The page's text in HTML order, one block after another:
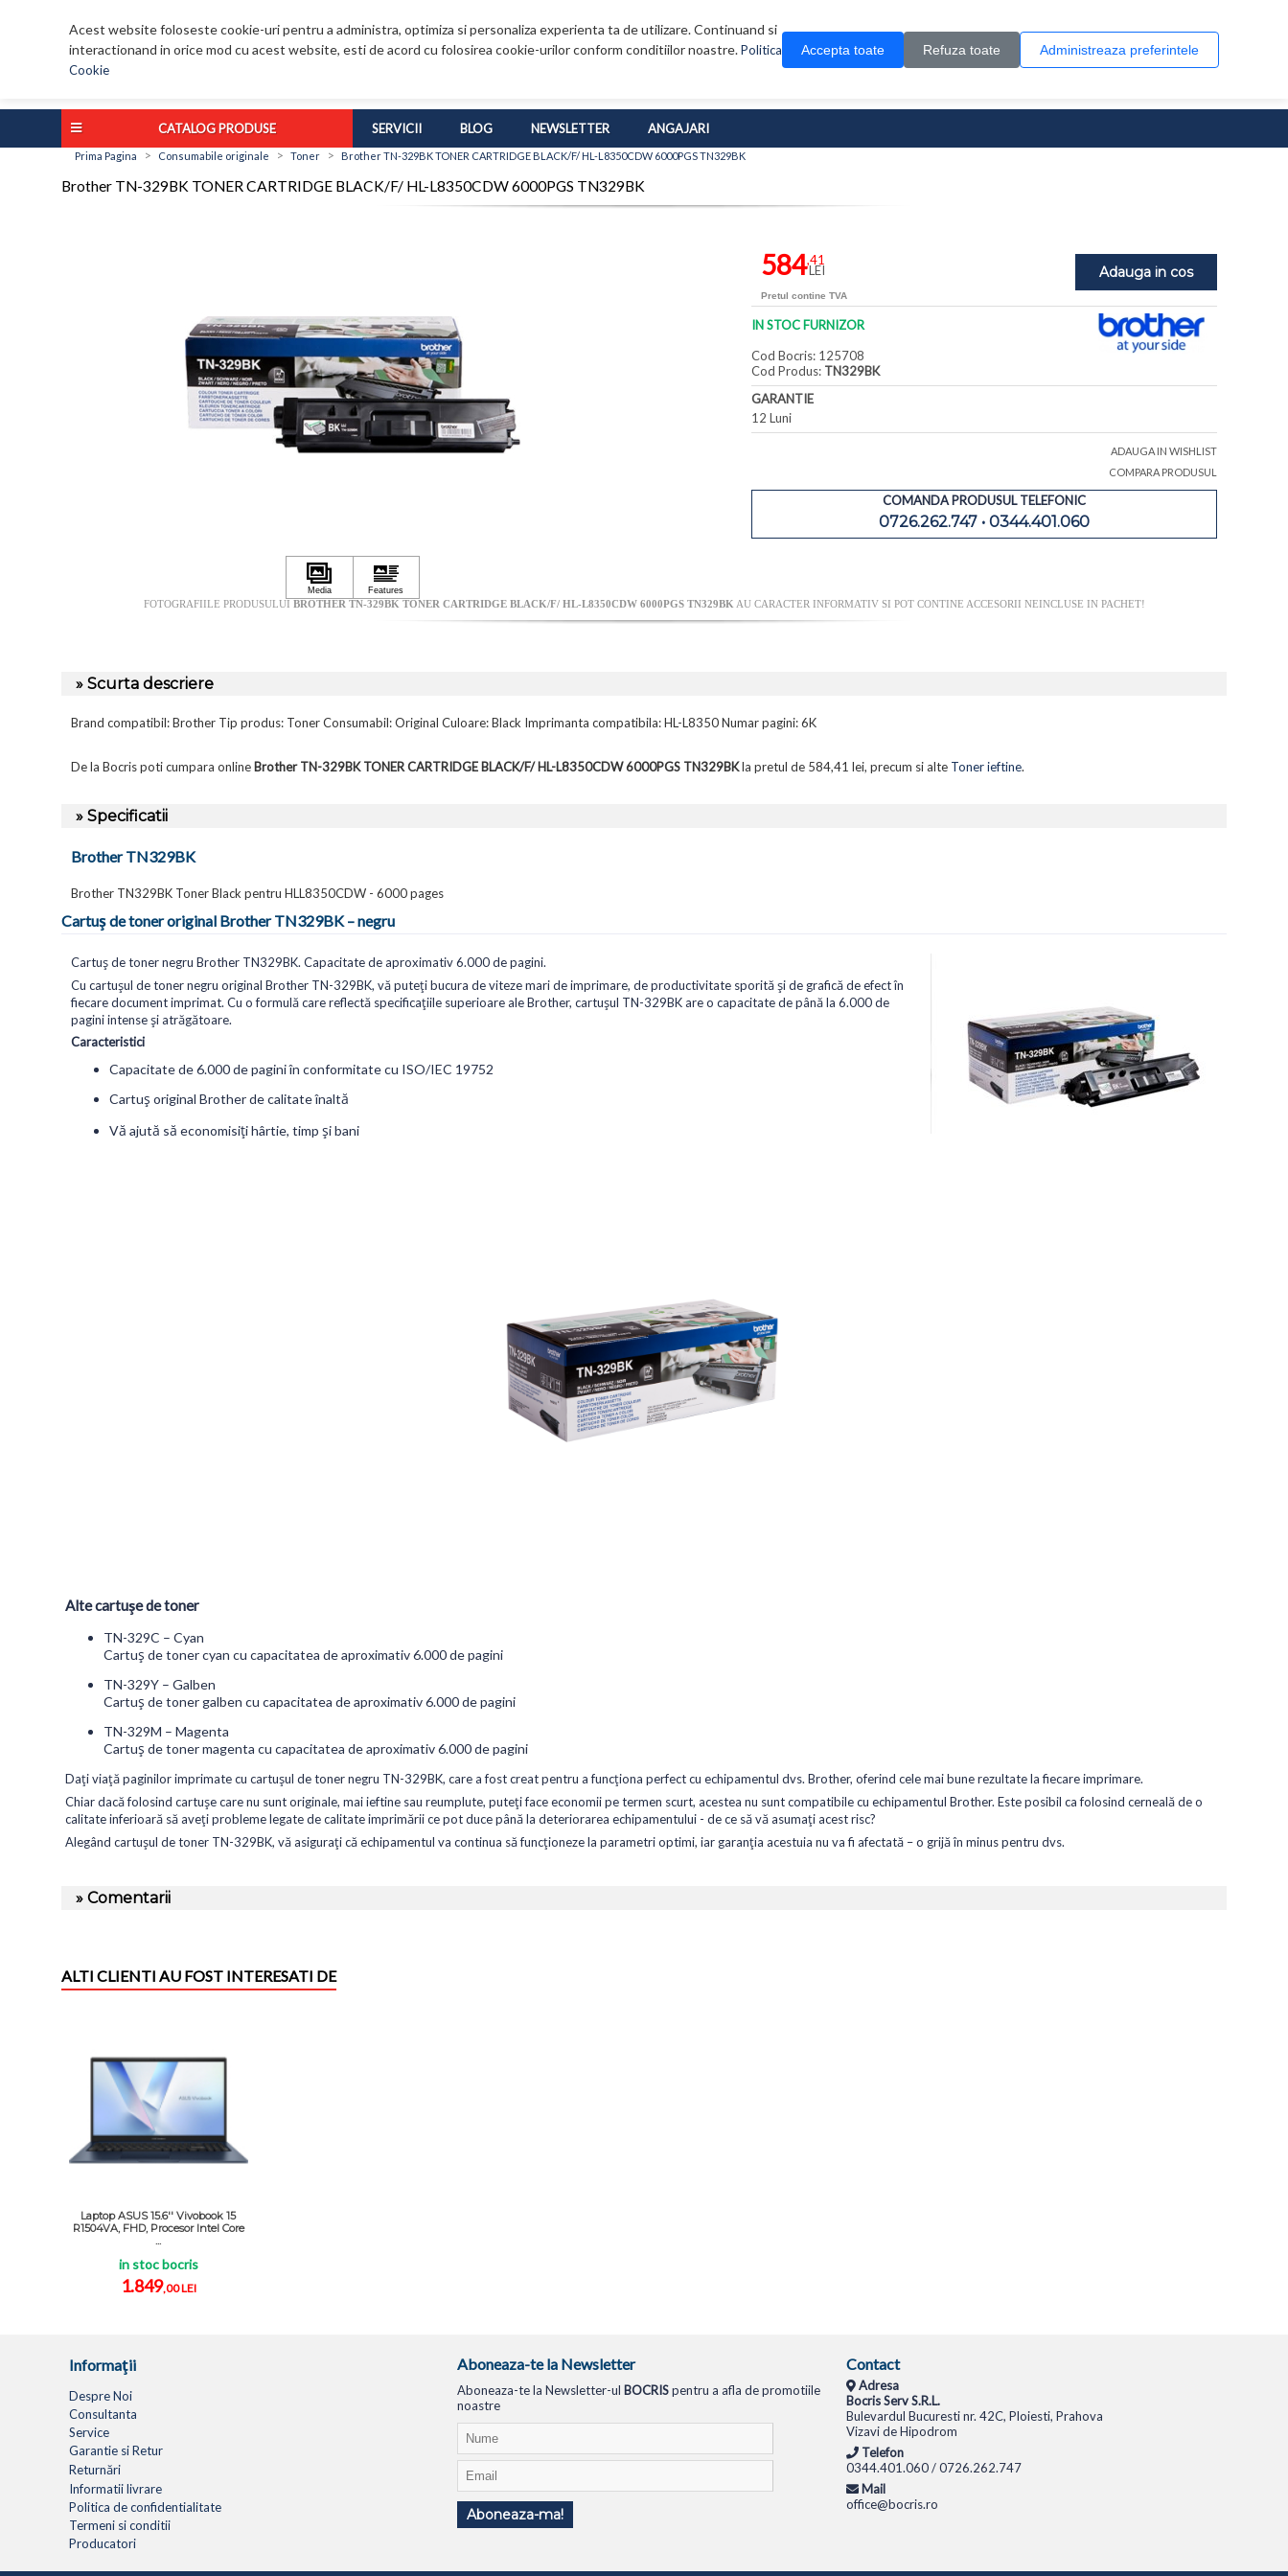
Acest website foloseste cookie-uri pentru a administra, optimiza si personaliza experienta ta de utilizare. Continuand si
interactionand in orice mod cu acest website, esti de acord cu folosirea cookie-urilor conform conditiilor noastre.Politica
Cookie
Accepta toate Refuza toate Administreaza preferintele
0 produs(e)
CATALOG PRODUSE SERVICII BLOG NEWSLETTER ANGAJARI
Prima Pagina > Consumabile originale > Toner > Brother TN-329BK TONER CARTRIDGE BLACK/F/ HL-L8350CDW 6000PGS TN329BK
Brother TN-329BK TONER CARTRIDGE BLACK/F/ HL-L8350CDW 6000PGS TN329BK
Adauga in cos
584,41
LEI
Pretul contine TVA
IN STOC FURNIZOR
Cod Bocris: 125708
Cod Produs: TN329BK
GARANTIE
12 Luni
ADAUGA IN WISHLIST
COMPARA PRODUSUL
COMANDA PRODUSUL TELEFONIC
0726.262.747 • 0344.401.060
FOTOGRAFIILE PRODUSULUI BROTHER TN-329BK TONER CARTRIDGE BLACK/F/ HL-L8350CDW 6000PGS TN329BK AU CARACTER INFORMATIV SI POT CONTINE ACCESORII NEINCLUSE IN PACHET!
» Scurta descriere
Brand compatibil: Brother Tip produs: Toner Consumabil: Original Culoare: Black Imprimanta compatibila: HL-L8350 Numar pagini: 6K
De la Bocris poti cumpara online Brother TN-329BK TONER CARTRIDGE BLACK/F/ HL-L8350CDW 6000PGS TN329BKla pretul de 584,41 lei, precum si alte Toner ieftine.
» Specificatii
Brother TN329BK
Brother TN329BK Toner Black pentru HLL8350CDW - 6000 pages
Cartuș de toner original Brother TN329BK – negru
Cartuș de toner negru Brother TN329BK. Capacitate de aproximativ 6.000 de pagini.
Cu cartușul de toner negru original Brother TN-329BK, vă puteți bucura de viteze mari de imprimare, de productivitate sporită și de grafică de efect în
fiecare document imprimat. Cu o formulă care reflectă specificațiile superioare ale Brother, cartușul TN-329BK are o capacitate de până la 6.000 de
pagini intense și atrăgătoare.
Caracteristici
Capacitate de 6.000 de pagini în conformitate cu ISO/IEC 19752
Cartuș original Brother de calitate înaltă
Vă ajută să economisiți hârtie, timp și bani
Alte cartușe de toner
TN-329C – Cyan
Cartuș de toner cyan cu capacitatea de aproximativ 6.000 de pagini
TN-329Y – Galben
Cartuș de toner galben cu capacitatea de aproximativ 6.000 de pagini
TN-329M – Magenta
Cartuș de toner magenta cu capacitatea de aproximativ 6.000 de pagini
Dați viață paginilor imprimate cu cartușul de toner negru TN-329BK, care a fost creat pentru a funcționa perfect cu echipamentul dvs. Brother, oferind cele mai bune rezultate la fiecare imprimare.
Chiar dacă folosind cartușe care nu sunt originale, mai ieftine sau reumplute, puteți face economii pe termen scurt, acestea nu sunt compatibile cu echipamentul Brother. Este posibil ca folosind cerneală de o
calitate inferioară să aveți probleme legate de calitate imprimării ce pot duce până la deteriorarea echipamentului - de ce să vă asumați acest risc?
Alegând cartușul de toner TN-329BK, vă asigurați că echipamentul va continua să funcționeze la parametri optimi, iar garanția acestuia nu va fi afectată – o grijă în minus pentru dvs.
» Comentarii
ALTI CLIENTI AU FOST INTERESATI DE
Laptop ASUS 15.6'' Vivobook 15
R1504VA, FHD, Procesor Intel Core
in stoc bocris
1.849,00 LEI
Informaţii
Despre Noi
Consultanta
Service
Garantie si Retur
Returnări
Informatii livrare
Politica de confidentialitate
Termeni si conditii
Producatori
Aboneaza-te la Newsletter
Aboneaza-te la Newsletter-ul BOCRISpentru a afla de promotiile
noastre
Aboneaza-ma!
Contact
Adresa
Bocris Serv S.R.L.
Bulevardul Bucuresti nr. 42C, Ploiesti, Prahova
Vizavi de Hipodrom
Telefon
0344.401.060 / 0726.262.747
Mail
office@bocris.ro